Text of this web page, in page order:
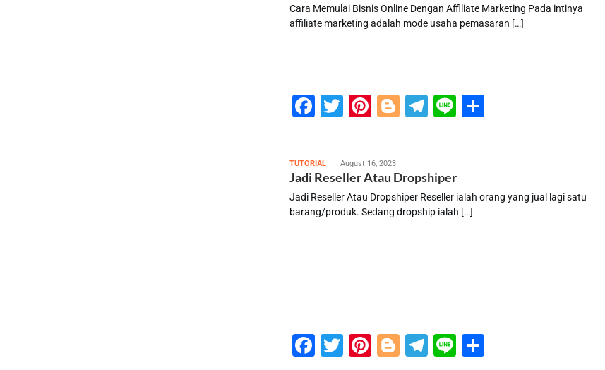
Cara Memulai Bisnis Online Dengan Affiliate Marketing Pada intinya
affiliate marketing adalah mode usaha pemasaran […]
Facebook
Twitter
Pinterest
Blogger
Telegram
Line
TUTORIALsusiloAugust 16, 2023
Jadi Reseller Atau Dropshiper
Jadi Reseller Atau Dropshiper Reseller ialah orang yang jual lagi satu
barang/produk. Sedang dropship ialah […]
Facebook
Twitter
Pinterest
Blogger
Telegram
Line